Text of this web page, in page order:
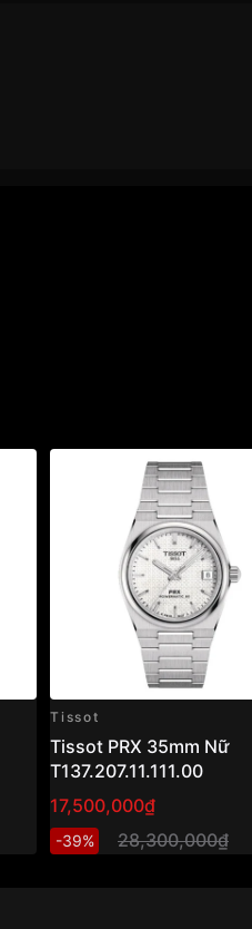
Tissot
Tissot PRX 35mm Nữ
T137.207.11.111.00
17,500,000₫
-39% 28,300,000₫